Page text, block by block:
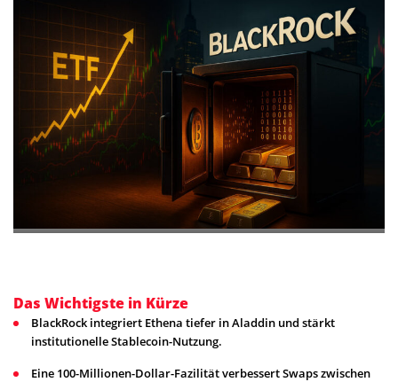
Das Wichtigste in Kürze
BlackRock integriert Ethena tiefer in Aladdin und stärkt
institutionelle Stablecoin-Nutzung.
Eine 100-Millionen-Dollar-Fazilität verbessert Swaps zwischen